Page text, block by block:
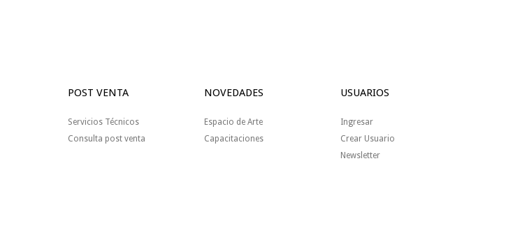
POST VENTA
Servicios Técnicos
Consulta post venta
NOVEDADES
Espacio de Arte
Capacitaciones
USUARIOS
Ingresar
Crear Usuario
Newsletter